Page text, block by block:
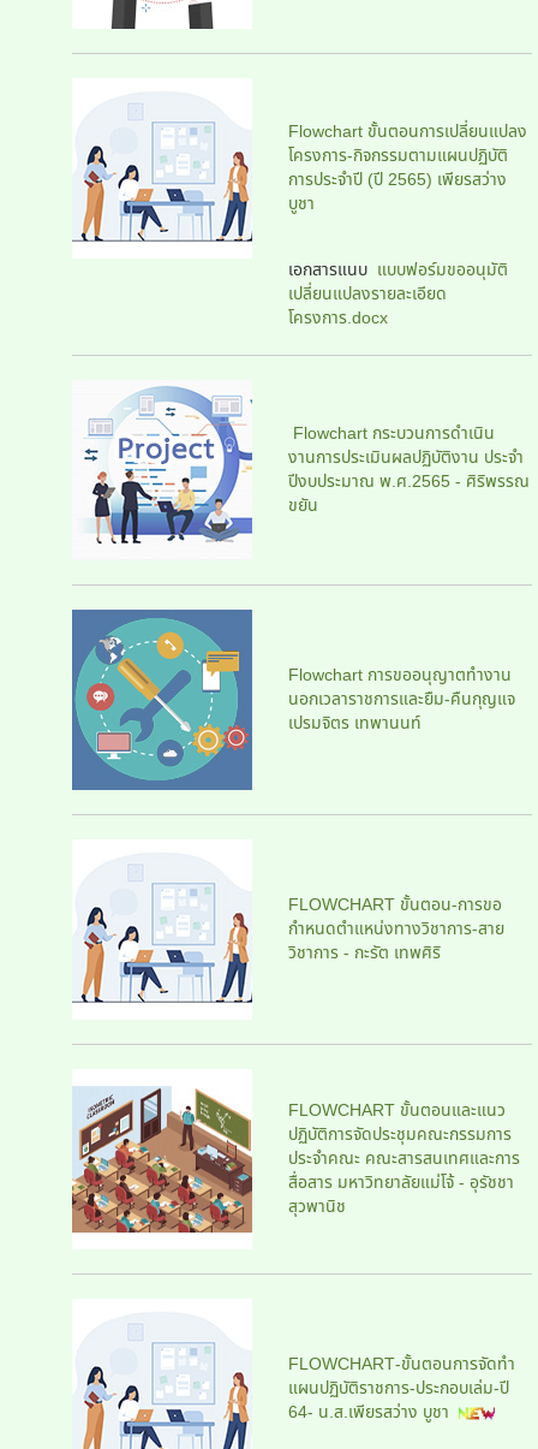
Flowchart ขั้นตอนการเปลี่ยนแปลง
โครงการ-กิจกรรมตามแผนปฏิบัติ
การประจำปี (ปี 2565) เพียรสว่าง
บูชา
เอกสารแนบ แบบฟอร์มขออนุมัติ
เปลี่ยนแปลงรายละเอียด
โครงการ.docx
Flowchart กระบวนการดำเนิน
งานการประเมินผลปฏิบัติงาน ประจำ
ปีงบประมาณ พ.ศ.2565 - ศิริพรรณ
ขยัน
Flowchart การขออนุญาตทำงาน
นอกเวลาราชการและยืม-คืนกุญแจ
เปรมจิตร เทพานนท์
FLOWCHART ขั้นตอน-การขอ
กำหนดตำแหน่งทางวิชาการ-สาย
วิชาการ - กะรัต เทพศิริ
FLOWCHART ขั้นตอนและแนว
ปฏิบัติการจัดประชุมคณะกรรมการ
ประจำคณะ คณะสารสนเทศและการ
สื่อสาร มหาวิทยาลัยแม่โจ้ - อุรัชชา
สุวพานิช
FLOWCHART-ขั้นตอนการจัดทำ
แผนปฏิบัติราชการ-ประกอบเล่ม-ปี
64- น.ส.เพียรสว่าง บูชา